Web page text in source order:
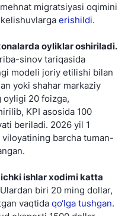
migratsiyasi oqimini
kelishuvlarga erishildi.
oyliklar oshiriladi.
sinov tariqasida
modeli joriy etilishi bilan
yoki shahar markaziy
20 foizga,
KPI asosida 100
beriladi. 2026 yil 1
barcha tuman-
ishlar xodimi katta
Ulardan biri 20 ming dollar,
vaqtida qo‘lga tushgan.